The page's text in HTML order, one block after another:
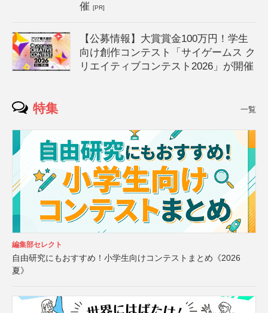
催[PR]
【公募情報】大賞賞金100万円！学生
向け創作コンテスト「サイゲームス ク
リエイティブコンテスト2026」が開催
特集 一覧
編集部セレクト
自由研究にもおすすめ！小学生向けコンテストまとめ《2026
夏》